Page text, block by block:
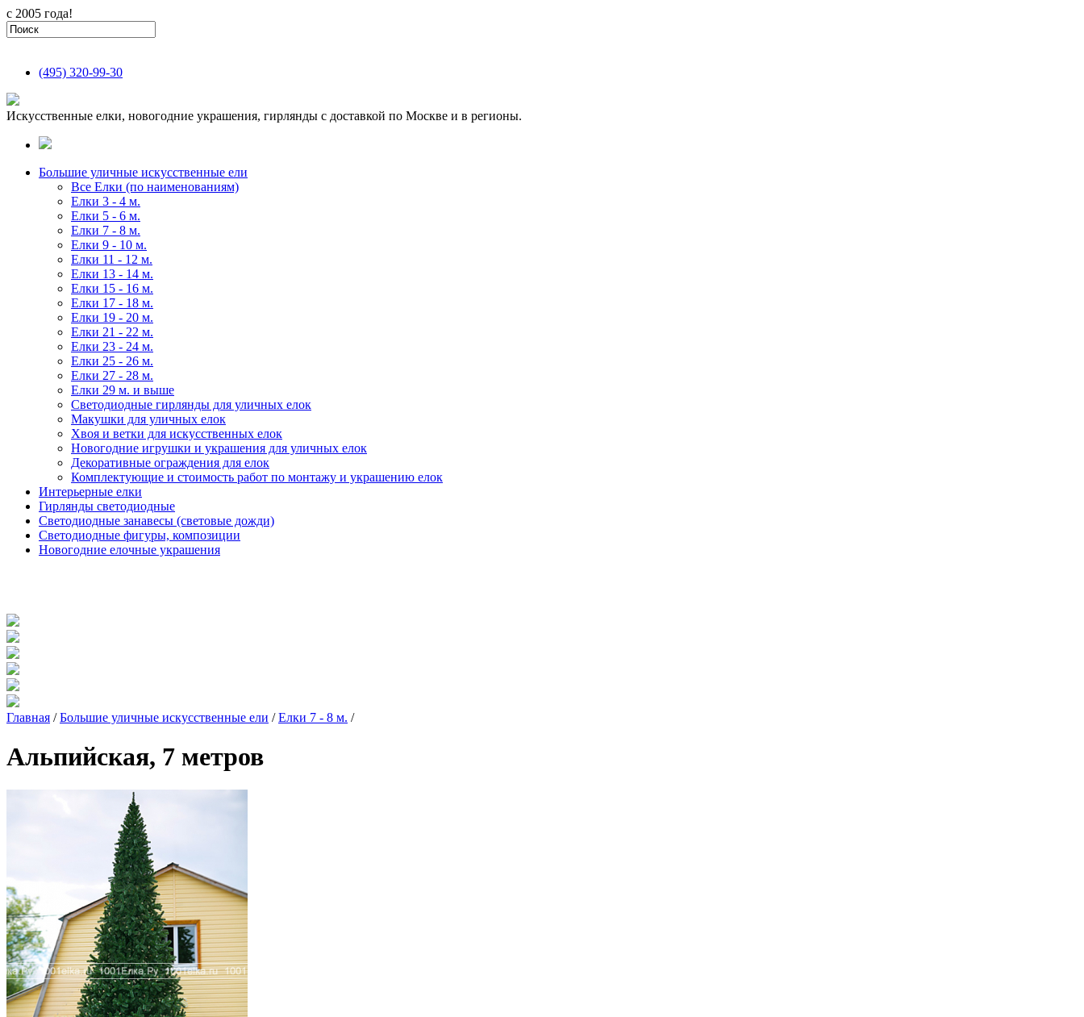
с 2005 года!
(495) 320-99-30
Искусственные елки, новогодние украшения, гирлянды с доставкой по Москве и в регионы.
Большие уличные искусственные ели
Все Елки (по наименованиям)
Елки 3 - 4 м.
Елки 5 - 6 м.
Елки 7 - 8 м.
Елки 9 - 10 м.
Елки 11 - 12 м.
Елки 13 - 14 м.
Елки 15 - 16 м.
Елки 17 - 18 м.
Елки 19 - 20 м.
Елки 21 - 22 м.
Елки 23 - 24 м.
Елки 25 - 26 м.
Елки 27 - 28 м.
Елки 29 м. и выше
Светодиодные гирлянды для уличных елок
Макушки для уличных елок
Хвоя и ветки для искусственных елок
Новогодние игрушки и украшения для уличных елок
Декоративные ограждения для елок
Комплектующие и стоимость работ по монтажу и украшению елок
Интерьерные елки
Гирлянды светодиодные
Светодиодные занавесы (световые дожди)
Светодиодные фигуры, композиции
Новогодние елочные украшения
Главная / Большие уличные искусственные ели / Елки 7 - 8 м. /
Альпийская, 7 метров